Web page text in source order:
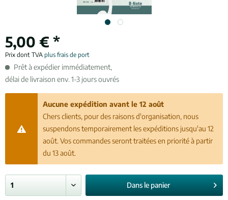
5,00 € *
Prix dont TVA plus frais de port
Prêt à expédier immédiatement,
délai de livraison env. 1-3 jours ouvrés
Aucune expédition avant le 12 août
Chers clients, pour des raisons d'organisation, nous
suspendons temporairement les expéditions jusqu'au 12
août. Vos commandes seront traitées en priorité à partir
du 13 août.
Dans le panier